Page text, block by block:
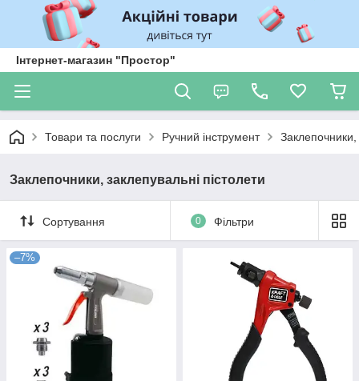
Інтернет-магазин "Простор"
Товари та послуги Ручний інструмент Заклепочники,
Заклепочники, заклепувальні пістолети
Сортування 0 Фільтри
–7%